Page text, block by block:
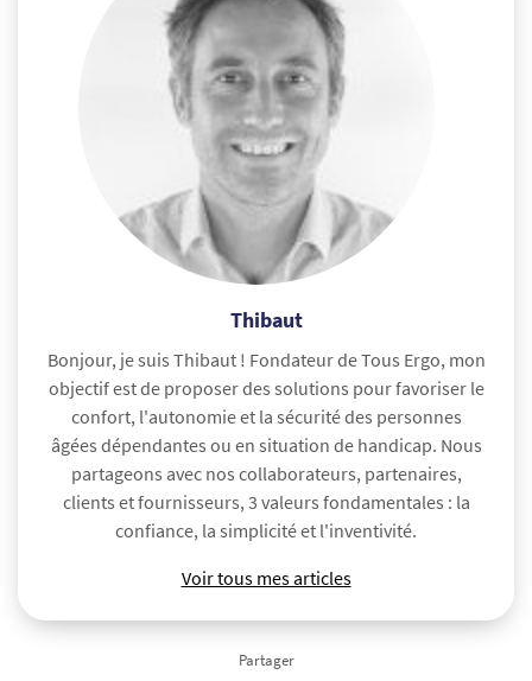
Thibaut
Bonjour, je suis Thibaut ! Fondateur de Tous Ergo, mon
objectif est de proposer des solutions pour favoriser le
confort, l'autonomie et la sécurité des personnes
âgées dépendantes ou en situation de handicap. Nous
partageons avec nos collaborateurs, partenaires,
clients et fournisseurs, 3 valeurs fondamentales : la
confiance, la simplicité et l'inventivité.
Voir tous mes articles
Partager